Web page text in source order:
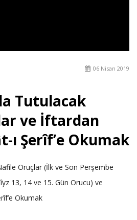
06 Nisan 2019
Tutulacak
ve İftardan
ı Şerîf’e Okumak
Oruçlar (İlk ve Son Perşembe
13, 14 ve 15. Gün Orucu) ve
Okumak